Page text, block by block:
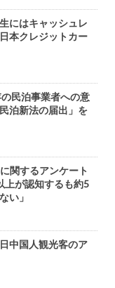
にはキャッシュレ
本クレジットカー
民泊事業者への意
泊新法の届出」を
関するアンケート
上が認知するも約5
い」
中国人観光客のア